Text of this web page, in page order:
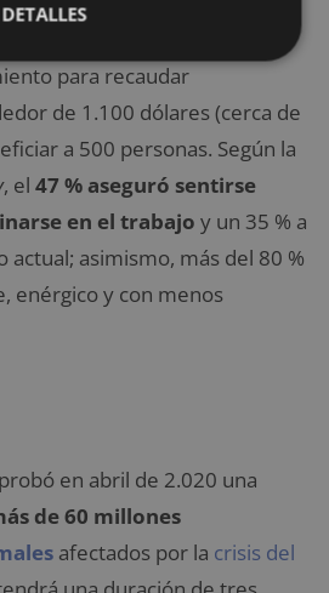
desarrolló en 2014
para recaudar
de 1.100 dólares (cerca de
a 500 personas. Según la
, el 47 % aseguró sentirse
en el trabajo y un 35 % a
asimismo, más del 80 %
enérgico y con menos
en abril de 2.020 una
de 60 millones
afectados por la crisis del